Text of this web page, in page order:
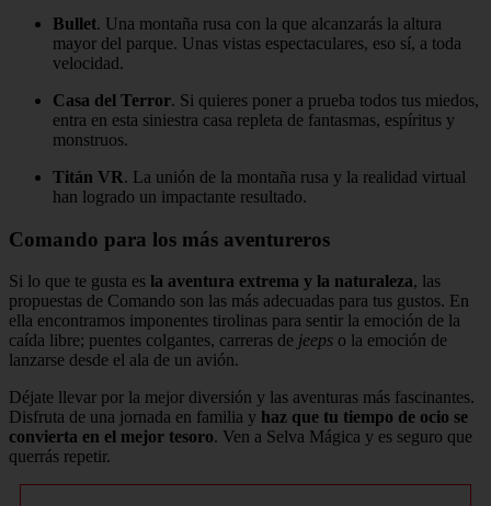
Bullet. Una montaña rusa con la que alcanzarás la altura
mayor del parque. Unas vistas espectaculares, eso sí, a toda
velocidad.
Casa del Terror. Si quieres poner a prueba todos tus miedos,
entra en esta siniestra casa repleta de fantasmas, espíritus y
monstruos.
Titán VR. La unión de la montaña rusa y la realidad virtual
han logrado un impactante resultado.
Comando para los más aventureros
Si lo que te gusta es la aventura extrema y la naturaleza, las
propuestas de Comando son las más adecuadas para tus gustos. En
ella encontramos imponentes tirolinas para sentir la emoción de la
caída libre; puentes colgantes, carreras de jeeps o la emoción de
lanzarse desde el ala de un avión.
Déjate llevar por la mejor diversión y las aventuras más fascinantes.
Disfruta de una jornada en familia y haz que tu tiempo de ocio se
convierta en el mejor tesoro. Ven a Selva Mágica y es seguro que
querrás repetir.